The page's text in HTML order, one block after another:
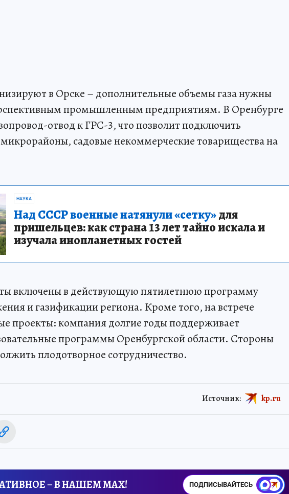
в Орске – дополнительные объемы газа нужны
промышленным предприятиям. В Оренбурге
отвод к ГРС-3, что позволит подключить
садовые некоммерческие товарищества на
НАУКА
Над СССР военные натянули «сетку»для
пришельцев: как страна 13 лет тайно искала и
изучала инопланетных гостей
включены в действующую пятилетнюю программу
и газификации региона. Кроме того, на встрече
проекты: компания долгие годы поддерживает
программы Оренбургской области. Стороны
плодотворное сотрудничество.
Источник: kp.ru
– В НАШЕМ MAX! ПОДПИСЫВАЙТЕСЬ